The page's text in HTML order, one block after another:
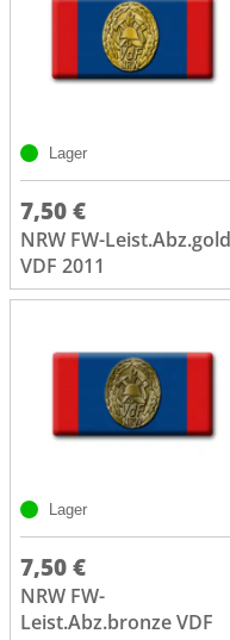
Lager
7,50 €
NRW FW-Leist.Abz.gold
VDF 2011
Lager
7,50 €
NRW FW-
Leist.Abz.bronze VDF